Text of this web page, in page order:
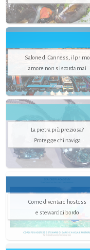
Salone di Canness, il primo
amore non si scorda mai
La pietra più preziosa?
Protegge chi naviga
Come diventare hostess
e steward di bordo